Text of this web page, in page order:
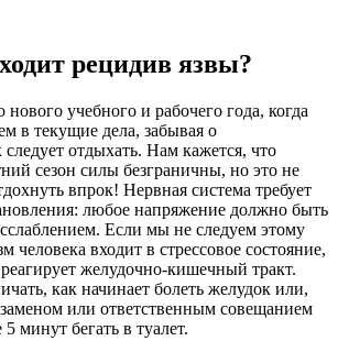
рецидив язвы?
учебного и рабочего года, когда
в текущие дела, забывая о
отдыхать. Нам кажется, что
сезон силы безграничны, но это не
впрок! Нервная система требует
любое напряжение должно быть
Если мы не следуем этому
человека входит в стрессовое состояние,
желудочно-кишечный тракт.
как начинает болеть желудок или,
или ответственным совещанием
минут бегать в туалет.